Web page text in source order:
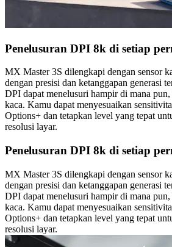
Penelusuran DPI 8k di setiap
MX Master 3S dilengkapi dengan sensor
dengan presisi dan ketanggapan generasi
DPI dapat menelusuri hampir di mana
kaca. Kamu dapat menyesuaikan
Options+ dan tetapkan level yang tepat
resolusi layar.
Penelusuran DPI 8k di setiap
MX Master 3S dilengkapi dengan sensor
dengan presisi dan ketanggapan generasi
DPI dapat menelusuri hampir di mana
kaca. Kamu dapat menyesuaikan
Options+ dan tetapkan level yang tepat
resolusi layar.